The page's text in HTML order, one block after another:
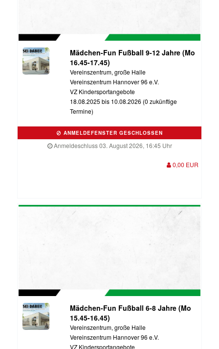
Mädchen-Fun Fußball 9-12 Jahre (Mo
16.45-17.45)
Vereinszentrum, große Halle
Vereinszentrum Hannover 96 e.V.
VZ Kindersportangebote
18.08.2025 bis 10.08.2026 (0 zukünftige
Termine)
ANMELDEFENSTER GESCHLOSSEN
Anmeldeschluss 03. August 2026, 16:45 Uhr
0,00 EUR
Mädchen-Fun Fußball 6-8 Jahre (Mo
15.45-16.45)
Vereinszentrum, große Halle
Vereinszentrum Hannover 96 e.V.
VZ Kindersportangebote